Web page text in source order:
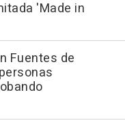
'Made in
Fuentes de